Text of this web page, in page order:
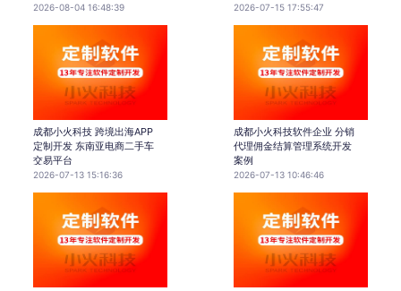
2026-08-04 16:48:39 2026-07-15 17:55:47
成都小火科技 跨境出海APP
定制开发 东南亚电商二手车
交易平台
2026-07-13 15:16:36
成都小火科技软件企业 分销
代理佣金结算管理系统开发
案例
2026-07-13 10:46:46